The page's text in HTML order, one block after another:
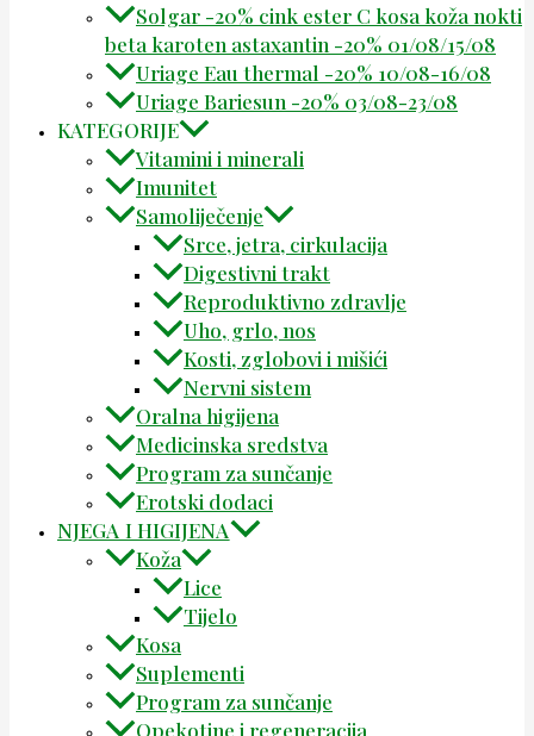
Solgar -20% cink ester C kosa koža nokti
beta karoten astaxantin -20% 01/08/15/08
Uriage Eau thermal -20% 10/08-16/08
Uriage Bariesun -20% 03/08-23/08
KATEGORIJE
Vitamini i minerali
Imunitet
Samoliječenje
Srce, jetra, cirkulacija
Digestivni trakt
Reproduktivno zdravlje
Uho, grlo, nos
Kosti, zglobovi i mišići
Nervni sistem
Oralna higijena
Medicinska sredstva
Program za sunčanje
Erotski dodaci
NJEGA I HIGIJENA
Koža
Lice
Tijelo
Kosa
Suplementi
Program za sunčanje
Opekotine i regeneracija